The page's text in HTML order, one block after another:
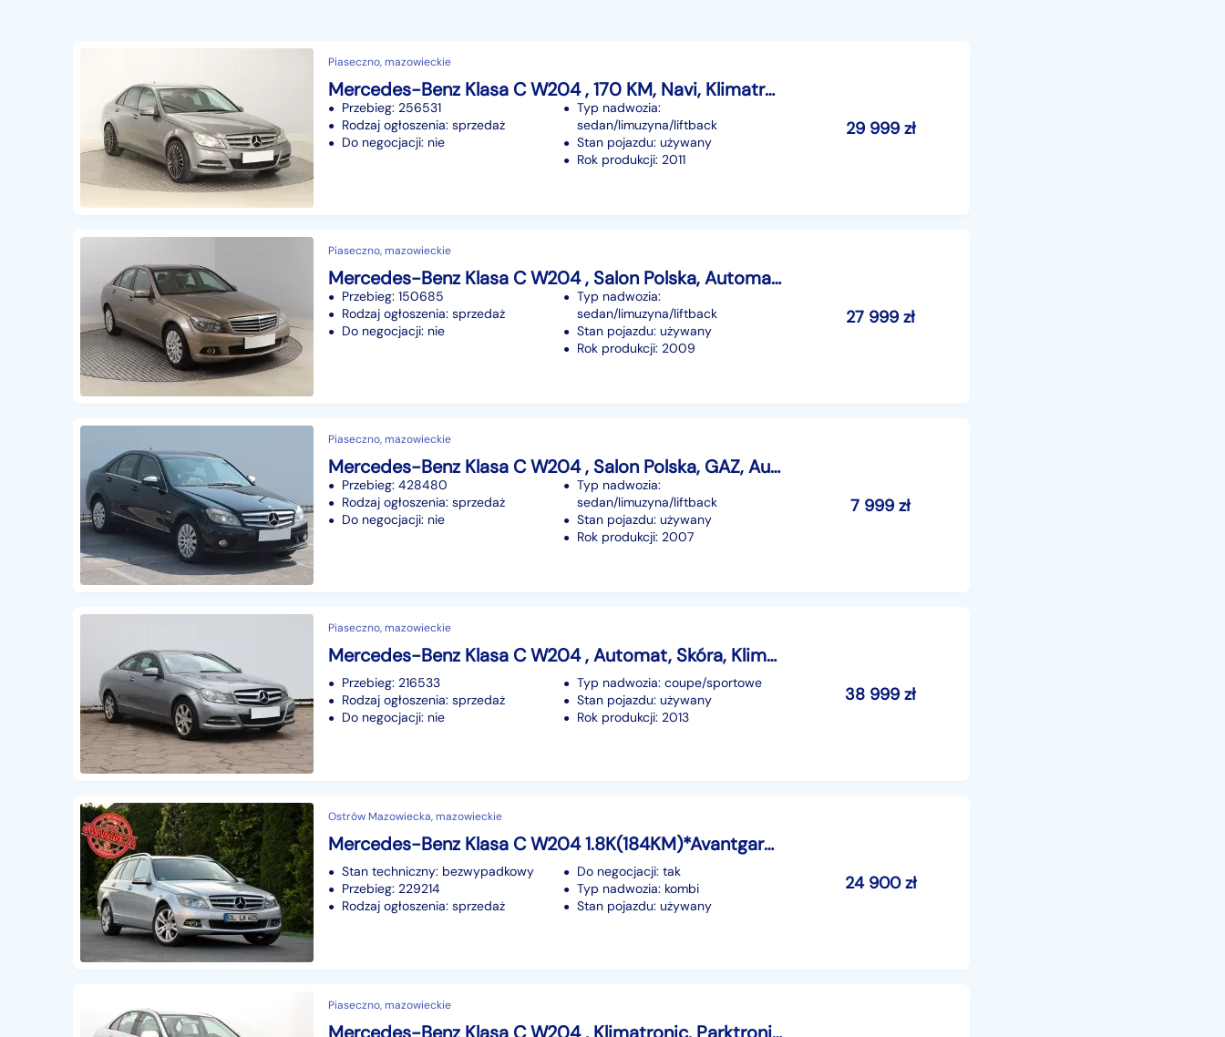
Piaseczno, mazowieckie
Mercedes-Benz Klasa C W204 , 170 KM, Navi, Klimatronic, Tempomat, Podgrzewane siedzienia
Przebieg: 256531
Rodzaj ogłoszenia: sprzedaż
Do negocjacji: nie
Typ nadwozia:
sedan/limuzyna/liftback
Stan pojazdu: używany
Rok produkcji: 2011
29 999zł
Piaseczno, mazowieckie
Mercedes-Benz Klasa C W204 , Salon Polska, Automat, Skóra, Klimatronic, Tempomat,
Przebieg: 150685
Rodzaj ogłoszenia: sprzedaż
Do negocjacji: nie
Typ nadwozia:
sedan/limuzyna/liftback
Stan pojazdu: używany
Rok produkcji: 2009
27 999 zł
Piaseczno, mazowieckie
Mercedes-Benz Klasa C W204 , Salon Polska, GAZ, Automat, Klimatronic,ALU
Przebieg: 428480
Rodzaj ogłoszenia: sprzedaż
Do negocjacji: nie
Typ nadwozia:
sedan/limuzyna/liftback
Stan pojazdu: używany
Rok produkcji: 2007
7 999 zł
Piaseczno, mazowieckie
Mercedes-Benz Klasa C W204 , Automat, Skóra, Klimatronic, Tempomat, Parktronic,
Przebieg: 216533
Rodzaj ogłoszenia: sprzedaż
Do negocjacji: nie
Typ nadwozia: coupe/sportowe
Stan pojazdu: używany
Rok produkcji: 2013
38 999 zł
Ostrów Mazowiecka, mazowieckie
Mercedes-Benz Klasa C W204 1.8K(184KM)*Avantgarde*Navi*El.Fotele*Klimatronik*Skóry*2xPark*Alu17
Stan techniczny: bezwypadkowy
Przebieg: 229214
Rodzaj ogłoszenia: sprzedaż
Do negocjacji: tak
Typ nadwozia: kombi
Stan pojazdu: używany
24 900zł
Piaseczno, mazowieckie